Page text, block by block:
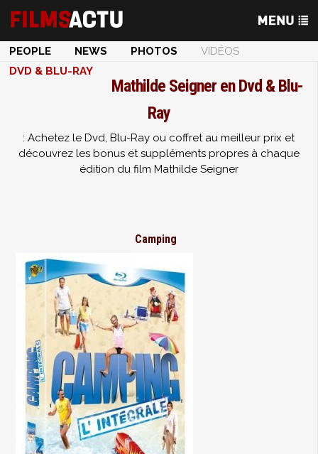
PEOPLE NEWS PHOTOS
VIDÉOS
DVD & BLU-RAY
Mathilde Seigner en Dvd & Blu-
Ray
: Achetez le Dvd, Blu-Ray ou coffret au meilleur prix et
découvrez les bonus et suppléments propres à chaque
édition du film Mathilde Seigner
Camping